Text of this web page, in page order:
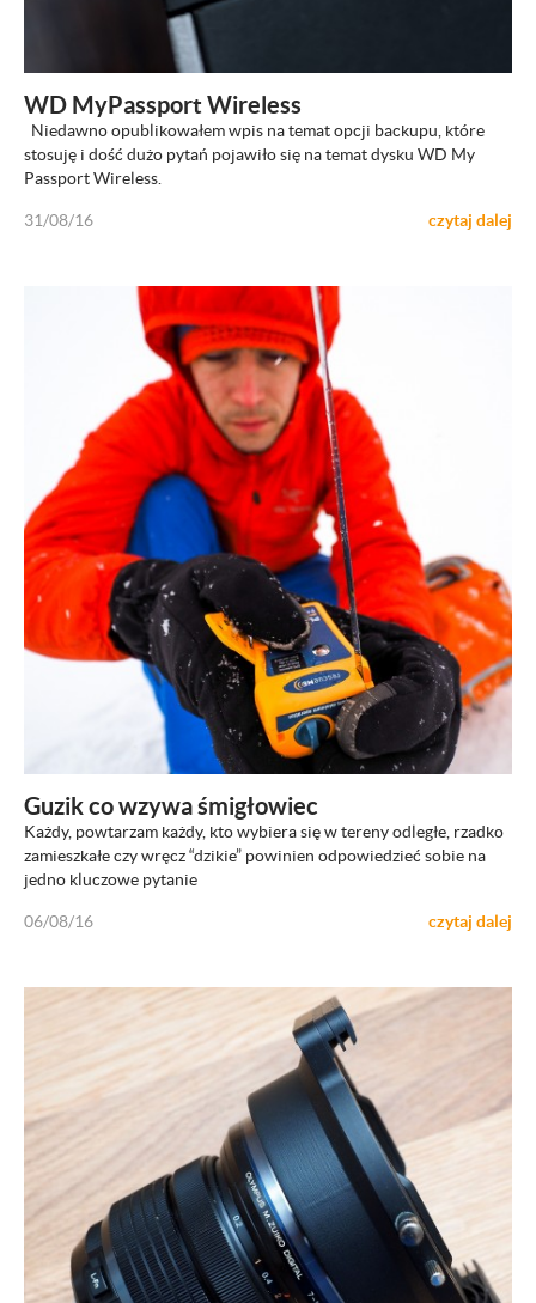
WD MyPassport Wireless
Niedawno opublikowałem wpis na temat opcji backupu, które
stosuję i dość dużo pytań pojawiło się na temat dysku WD My
Passport Wireless.
31/08/16 czytaj dalej
Guzik co wzywa śmigłowiec
Każdy, powtarzam każdy, kto wybiera się w tereny odległe, rzadko
zamieszkałe czy wręcz “dzikie” powinien odpowiedzieć sobie na
jedno kluczowe pytanie
06/08/16 czytaj dalej
ZOBACZ